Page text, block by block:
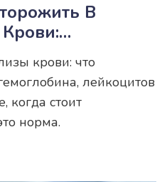
В
крови: что
лейкоцитов
когда стоит
норма.